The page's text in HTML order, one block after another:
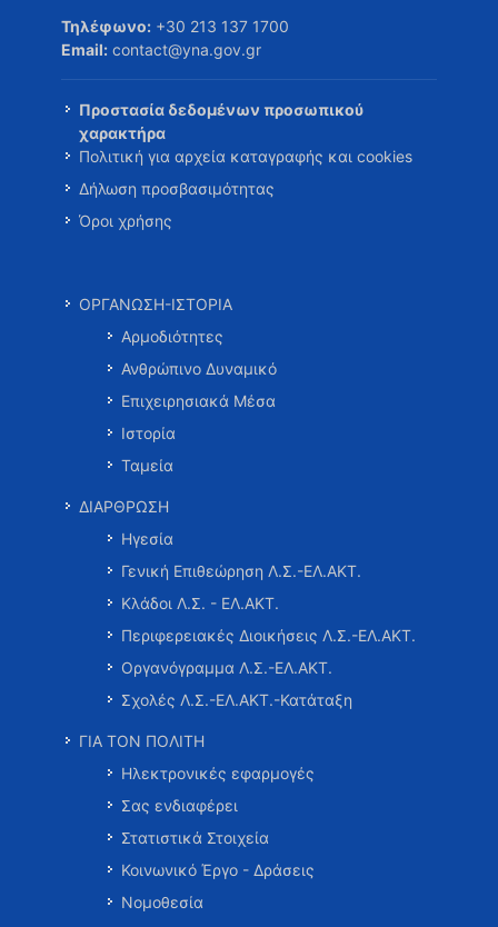
Τηλέφωνο: +30 213 137 1700
Email: contact@yna.gov.gr
Προστασία δεδομένων προσωπικού
χαρακτήρα
Πολιτική για αρχεία καταγραφής και cookies
Δήλωση προσβασιμότητας
Όροι χρήσης
ΟΡΓΑΝΩΣΗ-ΙΣΤΟΡΙΑ
Αρμοδιότητες
Ανθρώπινο Δυναμικό
Επιχειρησιακά Μέσα
Ιστορία
Ταμεία
ΔΙΑΡΘΡΩΣΗ
Ηγεσία
Γενική Επιθεώρηση Λ.Σ.-ΕΛ.ΑΚΤ.
Κλάδοι Λ.Σ. - ΕΛ.ΑΚΤ.
Περιφερειακές Διοικήσεις Λ.Σ.-ΕΛ.ΑΚΤ.
Οργανόγραμμα Λ.Σ.-ΕΛ.ΑΚΤ.
Σχολές Λ.Σ.-ΕΛ.ΑΚΤ.-Κατάταξη
ΓΙΑ ΤΟΝ ΠΟΛΙΤΗ
Ηλεκτρονικές εφαρμογές
Σας ενδιαφέρει
Στατιστικά Στοιχεία
Κοινωνικό Έργο - Δράσεις
Νομοθεσία